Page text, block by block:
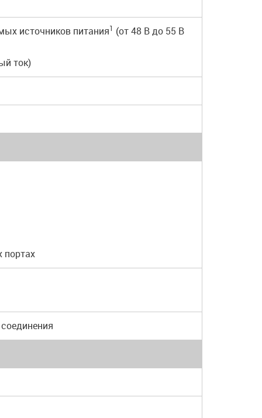
источников питания1 (от 48 В до 55 В
ток)
портах